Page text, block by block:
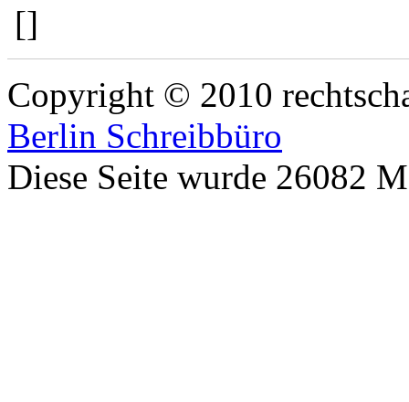
[]
Copyright © 2010
Berlin Schreibbüro
Diese Seite wurde 26082